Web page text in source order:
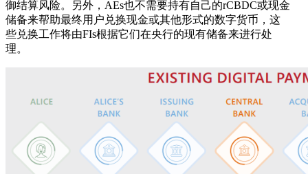
御结算风险。另外，AEs也不需要持有自己的rCBDC或现金
储备来帮助最终用户兑换现金或其他形式的数字货币，这
些兑换工作将由FIs根据它们在央行的现有储备来进行处
理。